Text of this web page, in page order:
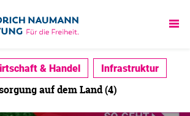
& Handel Infrastruktur
auf dem Land (4)